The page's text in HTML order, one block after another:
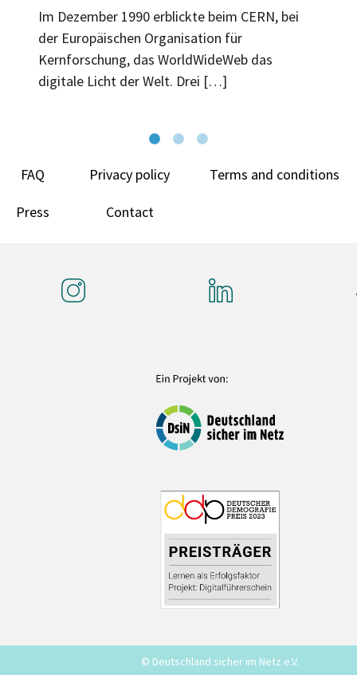
Im Dezember 1990 erblickte beim CERN, bei
der Europäischen Organisation für
Kernforschung, das WorldWideWeb das
digitale Licht der Welt. Drei […]
FAQ Privacy policy Terms and conditions
Press Contact
© Deutschland sicher im Netz e.V.